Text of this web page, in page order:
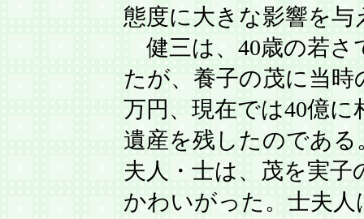
態度に大きな影響を与
健三は、40歳の若さ
たが、養子の茂に当時
万円、現在では40億に
遺産を残したのである
夫人・士は、茂を実子
かわいがった。士夫人